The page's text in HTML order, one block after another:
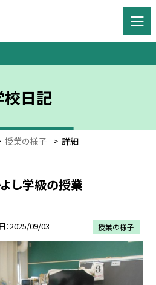
校日記
授業の様子 > 詳細
よし学級の授業
2025/09/03 授業の様子